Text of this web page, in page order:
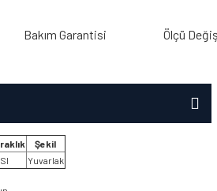
Bakım Garantisi Ölçü
Şekil
SI Yuvarlak